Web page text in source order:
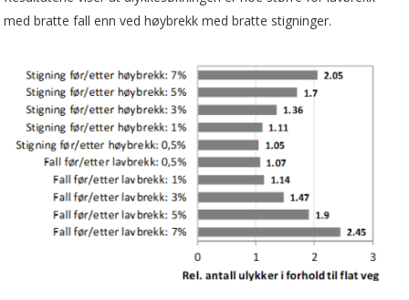
med bratte fall enn ved høybrekk med bratte stigninger.